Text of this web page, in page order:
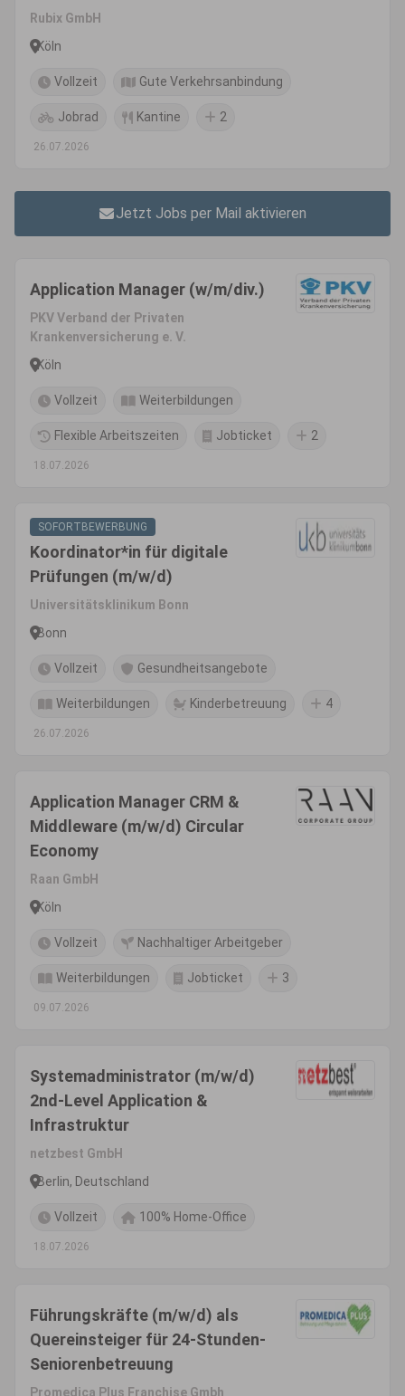
Rubix GmbH
Köln
Vollzeit Gute Verkehrsanbindung
Jobrad Kantine 2
26.07.2026
Jetzt Jobs per Mail aktivieren
Application Manager (w/m/div.)
PKV Verband der Privaten
Krankenversicherung e. V.
Köln
Vollzeit Weiterbildungen
Flexible Arbeitszeiten Jobticket 2
18.07.2026
SOFORTBEWERBUNG
Koordinator*in für digitale
Prüfungen (m/w/d)
Universitätsklinikum Bonn
Bonn
Vollzeit Gesundheitsangebote
Weiterbildungen Kinderbetreuung 4
26.07.2026
Application Manager CRM &
Middleware (m/w/d) Circular
Economy
Raan GmbH
Köln
Vollzeit Nachhaltiger Arbeitgeber
Weiterbildungen Jobticket 3
09.07.2026
Systemadministrator (m/w/d)
2nd-Level Application &
Infrastruktur
netzbest GmbH
Berlin, Deutschland
Vollzeit 100% Home-Office
18.07.2026
Führungskräfte (m/w/d) als
Quereinsteiger für 24-Stunden-
Seniorenbetreuung
Promedica Plus Franchise Gmbh